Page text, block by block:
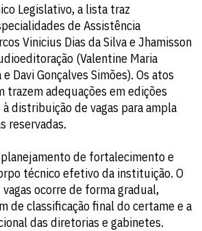
Legislativo, a lista traz
de Assistência
Vinicius Dias da Silva e Jhamisson
(Valentine Maria
Davi Gonçalves Simões). Os atos
trazem adequações em edições
distribuição de vagas para ampla
reservadas.
de fortalecimento e
técnico efetivo da instituição. O
ocorre de forma gradual,
de classificação final do certame e a
das diretorias e gabinetes.